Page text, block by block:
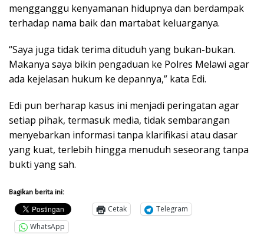
mengganggu kenyamanan hidupnya dan berdampak
terhadap nama baik dan martabat keluarganya.
“Saya juga tidak terima dituduh yang bukan-bukan.
Makanya saya bikin pengaduan ke Polres Melawi agar
ada kejelasan hukum ke depannya,” kata Edi.
Edi pun berharap kasus ini menjadi peringatan agar
setiap pihak, termasuk media, tidak sembarangan
menyebarkan informasi tanpa klarifikasi atau dasar
yang kuat, terlebih hingga menuduh seseorang tanpa
bukti yang sah.
Bagikan berita ini:
Cetak
Telegram
WhatsApp